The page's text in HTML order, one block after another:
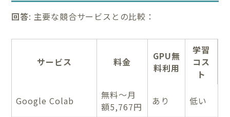
回答: 主要な競合サービスとの比較：
サービス 料金
GPU無
料利用
学習
コス
ト
Google Colab
無料〜月
額5,767円
あり 低い